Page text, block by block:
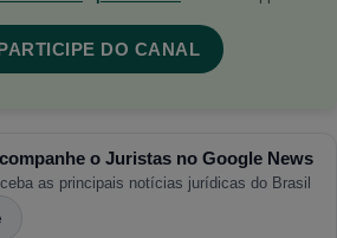
DO CANAL
o Juristas no Google News
as principais notícias jurídicas do Brasil